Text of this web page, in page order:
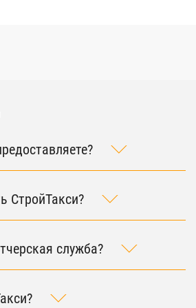
СтройТакси?
служба?